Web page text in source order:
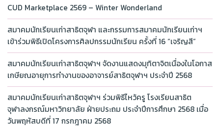
CUD Marketplace 2569 – Winter Wonderland
สมาคมนักเรียนเก่าสาธิตจุฬา และกรรมการสมาคมนักเรียนเก่าฯ
เข้าร่วมพิธีเปิดโครงการศิลปกรรมนักเรียน ครั้งที่ 16 “เจริญสี”
สมาคมนักเรียนเก่าสาธิตจุฬาฯ จัดงานแสดงมุทิตาจิตเนื่องในโอกาส
เกษียณอายุการทำงานของอาจารย์สาธิตจุฬาฯ ประจำปี 2568
สมาคมนักเรียนเก่าสาธิตจุฬาฯ ร่วมพิธีไหว้ครู โรงเรียนสาธิต
จุฬาลงกรณ์มหาวิทยาลัย ฝ่ายประถม ประจำปีการศึกษา 2568 เมื่อ
วันพฤหัสบดีที่ 17 กรกฎาคม 2568